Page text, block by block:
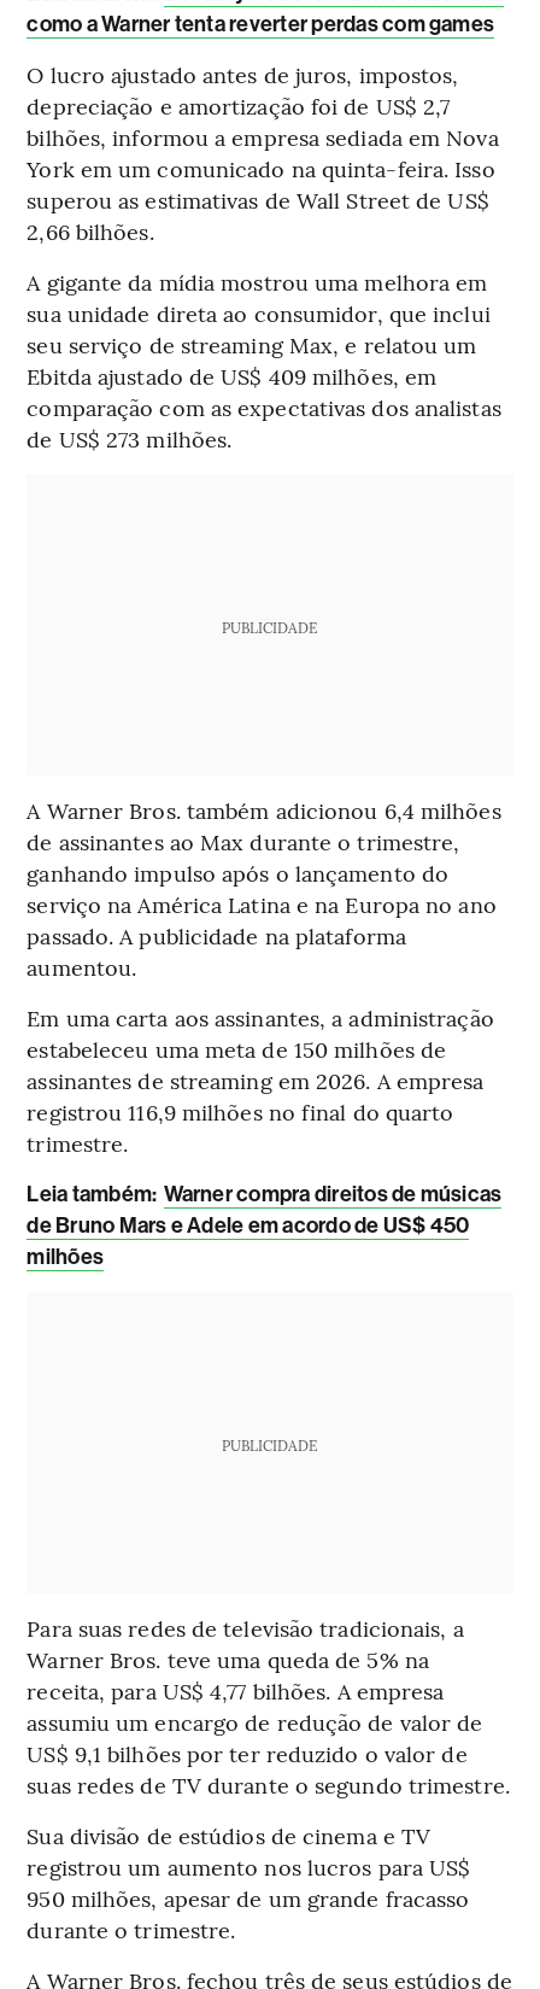
como a Warner tenta reverter perdas com games
O lucro ajustado antes de juros, impostos,
depreciação e amortização foi de US$ 2,7
bilhões, informou a empresa sediada em Nova
York em um comunicado na quinta-feira. Isso
superou as estimativas de Wall Street de US$
2,66 bilhões.
A gigante da mídia mostrou uma melhora em
sua unidade direta ao consumidor, que inclui
seu serviço de streaming Max, e relatou um
Ebitda ajustado de US$ 409 milhões, em
comparação com as expectativas dos analistas
de US$ 273 milhões.
PUBLICIDADE
A Warner Bros. também adicionou 6,4 milhões
de assinantes ao Max durante o trimestre,
ganhando impulso após o lançamento do
serviço na América Latina e na Europa no ano
passado. A publicidade na plataforma
aumentou.
Em uma carta aos assinantes, a administração
estabeleceu uma meta de 150 milhões de
assinantes de streaming em 2026. A empresa
registrou 116,9 milhões no final do quarto
trimestre.
Leia também: Warner compra direitos de músicas
de Bruno Mars e Adele em acordo de US$ 450
milhões
PUBLICIDADE
Para suas redes de televisão tradicionais, a
Warner Bros. teve uma queda de 5% na
receita, para US$ 4,77 bilhões. A empresa
assumiu um encargo de redução de valor de
US$ 9,1 bilhões por ter reduzido o valor de
suas redes de TV durante o segundo trimestre.
Sua divisão de estúdios de cinema e TV
registrou um aumento nos lucros para US$
950 milhões, apesar de um grande fracasso
durante o trimestre.
A Warner Bros. fechou três de seus estúdios de